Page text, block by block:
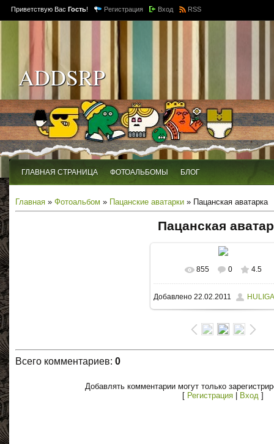
Приветствую Вас Гость! Регистрация Вход RSS
ADDSRP
ГЛАВНАЯ СТРАНИЦА ФОТОАЛЬБОМЫ БЛОГ
Главная » Фотоальбом » Пацанские аватарки » Пацанская аватарка
Пацанская
855 0 4.5
Добавлено 22.02.2011
Всего комментариев: 0
Добавлять комментарии могут только
[ Регистрация Вход ]